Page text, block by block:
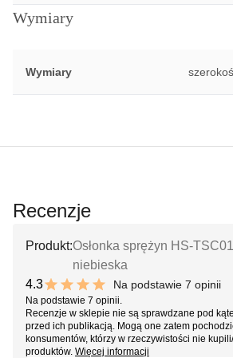
Wymiary
Wymiary
Recenzje
Produkt:Osłonka sprężyn HS-
niebieska
4.3
8.6 out of 10 stars
Na podstawie 7 opinii
Na podstawie 7 opinii.
Recenzje w sklepie nie są sprawdzane pod
przed ich publikacją. Mogą one zatem
konsumentów, którzy w rzeczywistości nie
produktów. Więcej informacji